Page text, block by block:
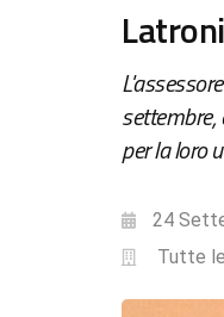
settembre,
per la loro
24
Tutte